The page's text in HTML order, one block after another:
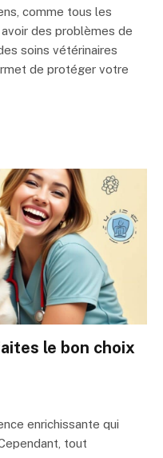
comme tous les
des problèmes de
soins vétérinaires
de protéger votre
le bon choix
enrichissante qui
tout